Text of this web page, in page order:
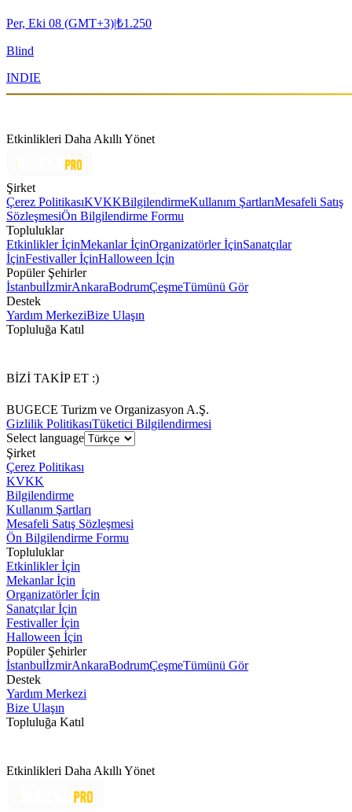
Per, Eki 08 (GMT+3)|₺1.250
Blind
INDIE
Etkinlikleri Daha Akıllı Yönet
Şirket
Çerez PolitikasıKVKKBilgilendirmeKullanım ŞartlarıMesafeli Satış
SözleşmesiÖn Bilgilendirme Formu
Topluluklar
Etkinlikler İçinMekanlar İçinOrganizatörler İçinSanatçılar
İçinFestivaller İçinHalloween İçin
Popüler Şehirler
İstanbulİzmirAnkaraBodrumÇeşmeTümünü Gör
Destek
Yardım MerkeziBize Ulaşın
Topluluğa Katıl
BİZİ TAKİP ET :)
BUGECE Turizm ve Organizasyon A.Ş.
Gizlilik PolitikasıTüketici Bilgilendirmesi
Select language
Şirket
Çerez Politikası
KVKK
Bilgilendirme
Kullanım Şartları
Mesafeli Satış Sözleşmesi
Ön Bilgilendirme Formu
Topluluklar
Etkinlikler İçin
Mekanlar İçin
Organizatörler İçin
Sanatçılar İçin
Festivaller İçin
Halloween İçin
Popüler Şehirler
İstanbulİzmirAnkaraBodrumÇeşmeTümünü Gör
Destek
Yardım Merkezi
Bize Ulaşın
Topluluğa Katıl
Etkinlikleri Daha Akıllı Yönet